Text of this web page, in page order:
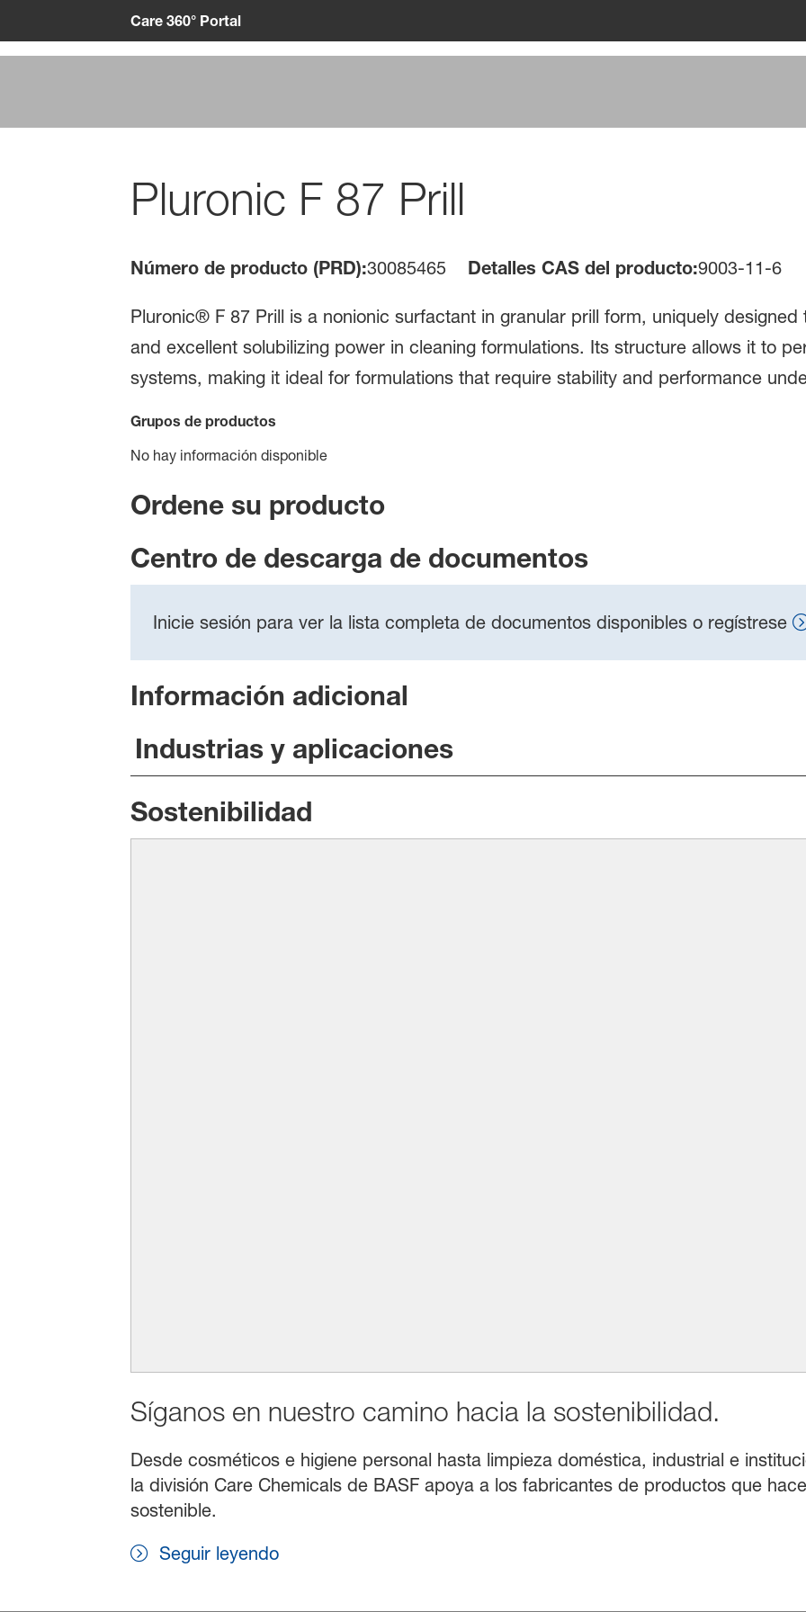
Care 360° Portal
Pluronic F 87 Prill
Número de producto (PRD):30085465 Detalles CAS del producto:9003-11-6
Pluronic® F 87 Prill is a nonionic surfactant in granular prill form, uniquely
and excellent solubilizing power in cleaning formulations. Its structure allows it to
systems, making it ideal for formulations that require stability and performance
Grupos de productos
No hay información disponible
Ordene su producto
Centro de descarga de documentos
Inicie sesión para ver la lista completa de documentos disponibles o regístrese
Información adicional
Industrias y aplicaciones
Sostenibilidad
Síganos en nuestro camino hacia la sostenibilidad.
Desde cosméticos e higiene personal hasta limpieza doméstica, industrial e
la división Care Chemicals de BASF apoya a los fabricantes de productos que
sostenible.
Seguir leyendo